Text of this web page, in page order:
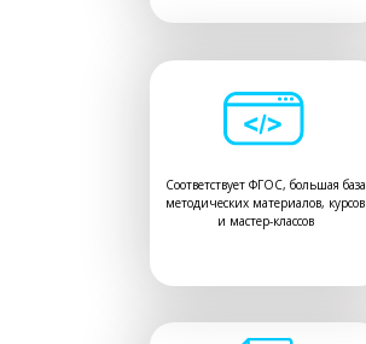
Соответствует ФГОС, большая база
методических материалов, курсов
и мастер-классов